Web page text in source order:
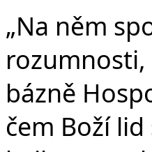
„Na něm
bázně
čem Boží